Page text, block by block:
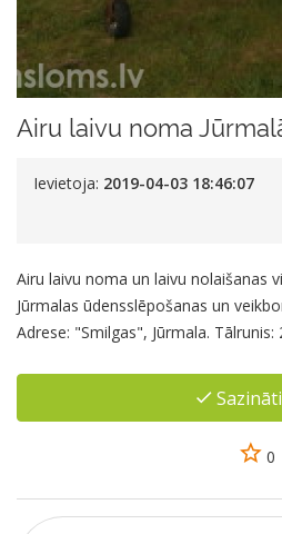
Airu laivu noma
Ievietoja: 2019-04-03 18:46:07
Airu laivu noma un laivu nolaišanas
Jūrmalas ūdensslēpošanas un
Adrese: "Smilgas", Jūrmala. Tālrunis:
0